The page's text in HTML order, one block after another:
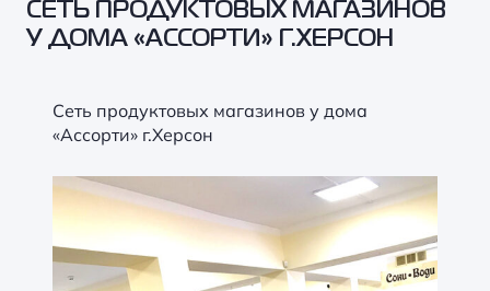
СЕТЬ ПРОДУКТОВЫХ МАГАЗИНОВ
У ДОМА «АССОРТИ» Г.ХЕРСОН
Сеть продуктовых магазинов у дома
«Ассорти» г.Херсон